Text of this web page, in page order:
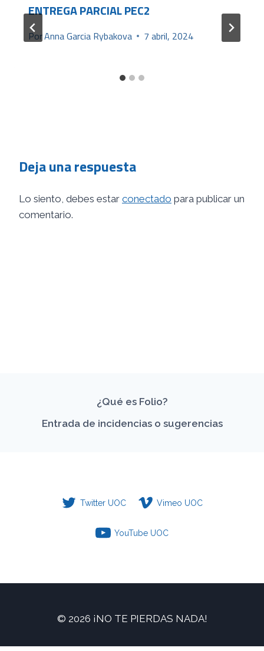
ENTREGA PARCIAL PEC2
PorAnna Garcia Rybakova 7 abril, 2024
Deja una respuesta
Lo siento, debes estar conectado para publicar un
comentario.
¿Qué es Folio?
Entrada de incidencias o sugerencias
Twitter UOC Vimeo UOC
YouTube UOC
© 2026 ¡NO TE PIERDAS NADA!